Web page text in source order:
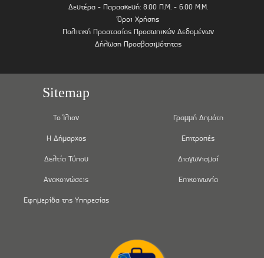
Δευτέρα - Παρασκευή: 8.00 Π.Μ. - 6.00 Μ.Μ.
Όροι Χρήσης
Πολιτική Προστασίας Προσωπικών Δεδομένων
Δήλωση Προσβασιμότητας
Sitemap
Το Ίλιον
Η Δήμαρχος
Δελτία Τύπου
Ανακοινώσεις
Εφημερίδα της Υπηρεσίας
Γραμμή Δημότη
Επιτροπές
Διαγωνισμοί
Επικοινωνία